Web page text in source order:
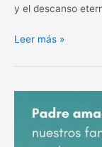
y el descanso
Oración
los
poderoso
Leer más »